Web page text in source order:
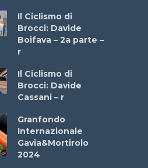
Il Ciclismo di
Brocci: Davide
Boifava – 2a parte –
r
Il Ciclismo di
Brocci: Davide
Cassani – r
Granfondo
Internazionale
Gavia&Mortirolo
2024